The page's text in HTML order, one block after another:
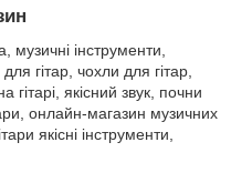
музичні інструменти,
гітар, чохли для гітар,
гітарі, якісний звук, почни
онлайн-магазин музичних
якісні інструменти,